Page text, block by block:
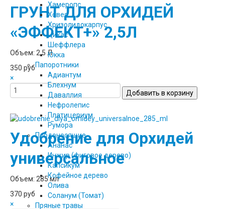
Хамеропс
Ховея
Хризолидокарпус
Цикас
Шеффлера
Юкка
Папоротники
Адиантум
Блехнум
Даваллия
Нефролепис
Платицериум
Румора
Плодоносящие
Ананас
Инжир (фиговое дерево)
Капсикум
Кофейное дерево
Олива
Соланум (Томат)
Пряные травы
ГРУНТ ДЛЯ ОРХИДЕЙ
«ЭФФЕКТ+» 2,5Л
Объем: 2,5 Л
350 руб
×
Удобрение для Орхидей
универсальное
Объем: 285 мл
370 руб
×